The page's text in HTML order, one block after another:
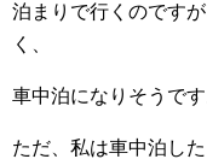
泊まりで行くのです
く、
車中泊になりそうです
ただ、私は車中泊し